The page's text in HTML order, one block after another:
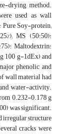
drying method.
used as wall
Soy-protein;
MS (50:50):
Maltodextrin:
100 g-1dEx) and
phenolic and
wall material had
water-activity.
0.232-0.178 g
was significant.
irregular structure
cracks were